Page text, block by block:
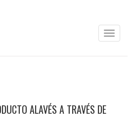
ALAVÉS A TRAVÉS DE